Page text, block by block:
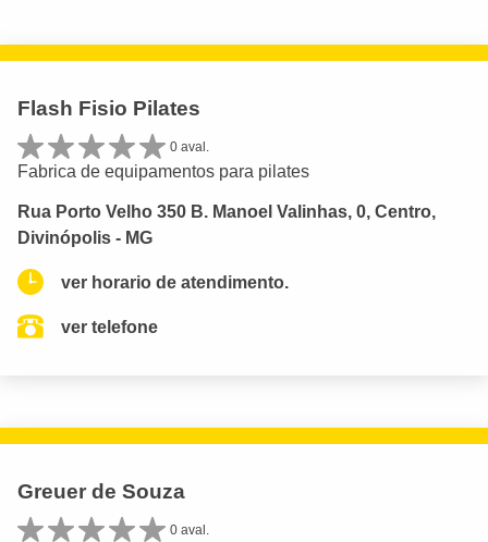
Flash Fisio Pilates
0 aval.
Fabrica de equipamentos para pilates
Rua Porto Velho 350 B. Manoel Valinhas, 0, Centro,
Divinópolis - MG
ver horario de atendimento.
ver telefone
Greuer de Souza
0 aval.